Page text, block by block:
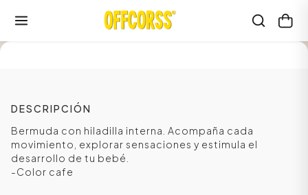
DESCRIPCIÓN
Bermuda con hiladilla interna. Acompaña cada
movimiento, explorar sensaciones y estimula el
desarrollo de tu bebé.
-Color cafe